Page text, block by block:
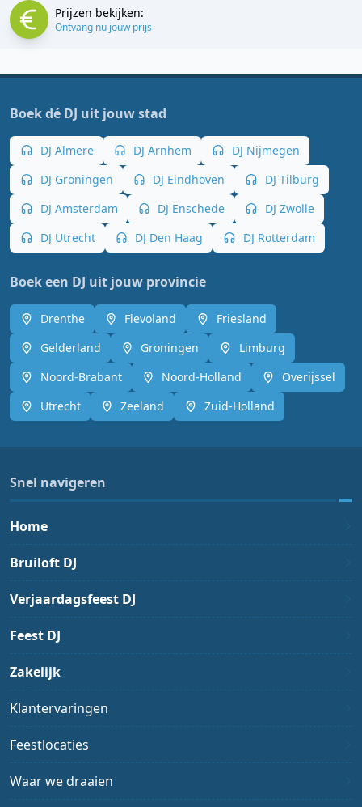
Prijzen bekijken:
Ontvang nu jouw prijs
Boek dé DJ uit jouw stad
DJ Almere DJ Arnhem
DJ Nijmegen
DJ Groningen
DJ Eindhoven
DJ Tilburg
DJ Amsterdam
DJ Enschede
DJ Zwolle
DJ Utrecht
DJ Den Haag DJ Rotterdam
Boek een DJ uit jouw provincie
Drenthe Flevoland
Friesland
Gelderland
Groningen
Limburg
Noord-Brabant
Noord-Holland
Overijssel
Utrecht
Zeeland Zuid-Holland
Snel navigeren
Home
Bruiloft DJ
Verjaardagsfeest DJ
Feest DJ
Zakelijk
Klantervaringen
Feestlocaties
Waar we draaien